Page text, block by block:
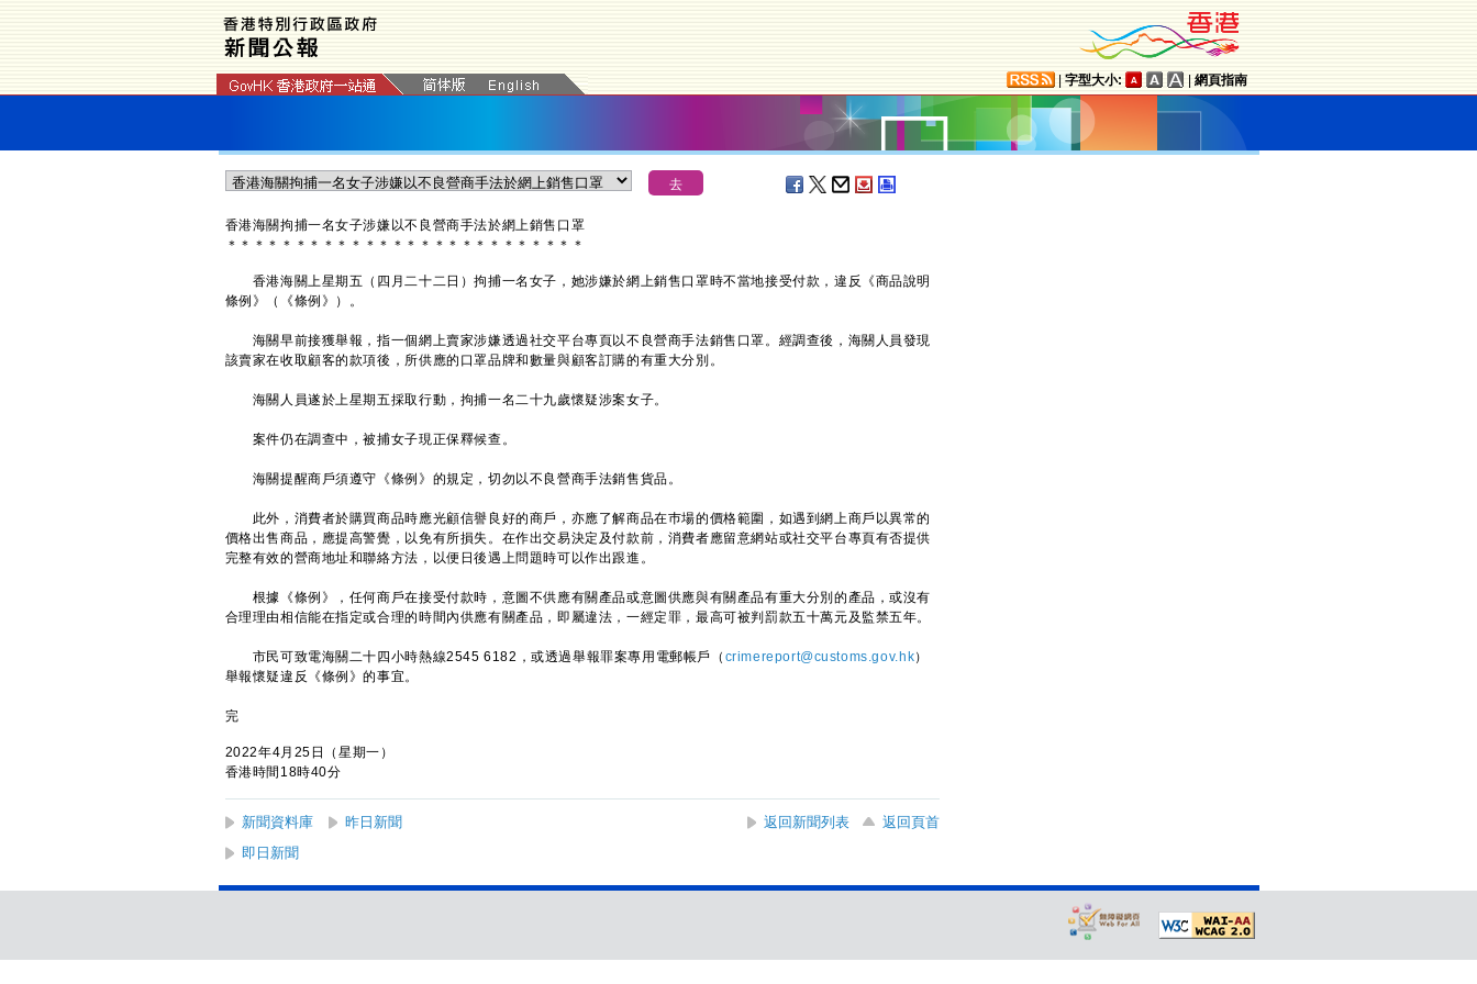
字型大小: 網頁指南
香港海關拘捕一名女子涉嫌以不良營商手法於網上銷售口罩
＊ ＊ ＊ ＊ ＊ ＊ ＊ ＊ ＊ ＊ ＊ ＊ ＊ ＊ ＊ ＊ ＊ ＊ ＊ ＊ ＊ ＊ ＊ ＊ ＊ ＊
​香港海關上星期五（四月二十二日）拘捕一名女子，她涉嫌於網上銷售口罩時不當地接受付款，違反《商品說明
條例》（《條例》）。
海關早前接獲舉報，指一個網上賣家涉嫌透過社交平台專頁以不良營商手法銷售口罩。經調查後，海關人員發現
該賣家在收取顧客的款項後，所供應的口罩品牌和數量與顧客訂購的有重大分別。
海關人員遂於上星期五採取行動，拘捕一名二十九歲懷疑涉案女子。
案件仍在調查中，被捕女子現正保釋候查。
海關提醒商戶須遵守《條例》的規定，切勿以不良營商手法銷售貨品。
此外，消費者於購買商品時應光顧信譽良好的商戶，亦應了解商品在巿場的價格範圍，如遇到網上商戶以異常的
價格出售商品，應提高警覺，以免有所損失。在作出交易決定及付款前，消費者應留意網站或社交平台專頁有否提供
完整有效的營商地址和聯絡方法，以便日後遇上問題時可以作出跟進。
根據《條例》，任何商戶在接受付款時，意圖不供應有關產品或意圖供應與有關產品有重大分別的產品，或沒有
合理理由相信能在指定或合理的時間內供應有關產品，即屬違法，一經定罪，最高可被判罰款五十萬元及監禁五年。
市民可致電海關二十四小時熱線2545 6182，或透過舉報罪案專用電郵帳戶（ crimereport@customs.gov.hk）
舉報懷疑違反《條例》的事宜。
完
2022年4月25日（星期一）
香港時間18時40分
新聞資料庫 昨日新聞 返回新聞列表
返回頁首
即日新聞